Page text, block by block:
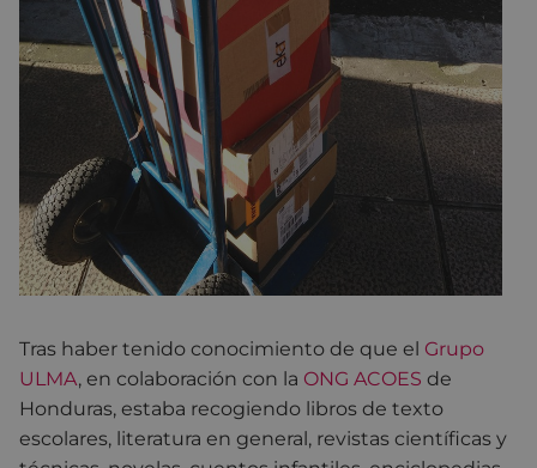
Tras haber tenido conocimiento de que el Grupo
ULMA, en colaboración con la ONG ACOES de
Honduras, estaba recogiendo libros de texto
escolares, literatura en general, revistas científicas y